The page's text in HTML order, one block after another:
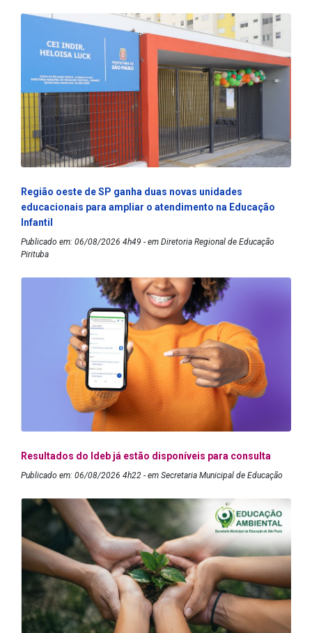
Região oeste de SP ganha duas novas unidades
educacionais para ampliar o atendimento na Educação
Infantil
Publicado em: 06/08/2026 4h49 - em Diretoria Regional de Educação
Pirituba
Resultados do Ideb já estão disponíveis para consulta
Publicado em: 06/08/2026 4h22 - em Secretaria Municipal de Educação